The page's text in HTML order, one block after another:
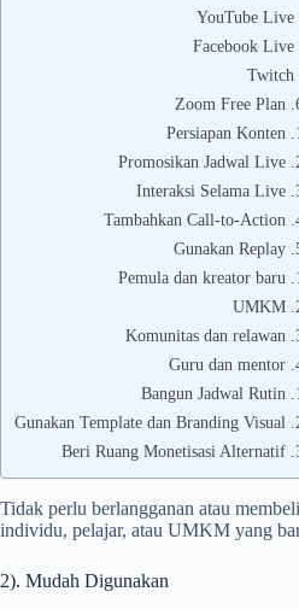
6.
1.
2.
3.
4.
5.
1.
2.
3.
4.
1.
2. Gunakan
3. Beri
Tidak perlu berlangganan atau
individu, pelajar, atau UMKM yang
2). Mudah Digunakan